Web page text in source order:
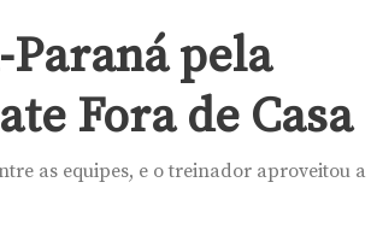
pela
Fora de Casa
as equipes, e o treinador aproveitou a